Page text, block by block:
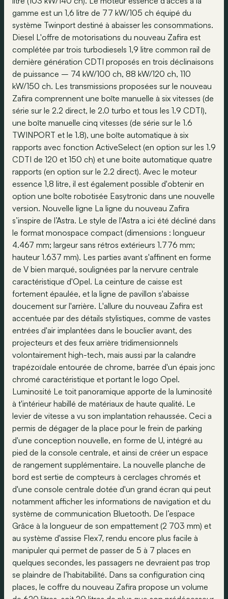
gamme est un 1,6 litre de 77 kW/105 ch équipé du
système Twinport destiné à abaisser les consommations.
Diesel L'offre de motorisations du nouveau Zafira est
complétée par trois turbodiesels 1,9 litre common rail de
dernière génération CDTI proposés en trois déclinaisons
de puissance – 74 kW/100 ch, 88 kW/120 ch, 110
kW/150 ch. Les transmissions proposées sur le nouveau
Zafira comprennent une boîte manuelle à six vitesses (de
série sur le 2.2 direct, le 2.0 turbo et tous les 1.9 CDTI),
une boîte manuelle cinq vitesses (de série sur le 1.6
TWINPORT et le 1.8), une boîte automatique à six
rapports avec fonction ActiveSelect (en option sur les 1.9
CDTI de 120 et 150 ch) et une boite automatique quatre
rapports (en option sur le 2.2 direct). Avec le moteur
essence 1,8 litre, il est également possible d'obtenir en
option une boîte robotisée Easytronic dans une nouvelle
version. Nouvelle ligne La ligne du nouveau Zafira
s’inspire de l’Astra. Le style de l'Astra a ici été décliné dans
le format monospace compact (dimensions : longueur
4.467 mm; largeur sans rétros extérieurs 1.776 mm;
hauteur 1.637 mm). Les parties avant s'affinent en forme
de V bien marqué, soulignées par la nervure centrale
caractéristique d'Opel. La ceinture de caisse est
fortement épaulée, et la ligne de pavillon s'abaisse
doucement sur l'arrière. L'allure du nouveau Zafira est
accentuée par des détails stylistiques, comme de vastes
entrées d'air implantées dans le bouclier avant, des
projecteurs et des feux arrière tridimensionnels
volontairement high-tech, mais aussi par la calandre
trapézoïdale entourée de chrome, barrée d'un épais jonc
chromé caractéristique et portant le logo Opel.
Luminosité Le toit panoramique apporte de la luminosité
à t'intérieur habillé de matériaux de haute qualité. Le
levier de vitesse a vu son implantation rehaussée. Ceci a
permis de dégager de la place pour le frein de parking
d'une conception nouvelle, en forme de U, intégré au
pied de la console centrale, et ainsi de créer un espace
de rangement supplémentaire. La nouvelle planche de
bord est sertie de compteurs à cerclages chromés et
d'une console centrale dotée d'un grand écran qui peut
notamment afficher les informations de navigation et du
système de communication Bluetooth. De l’espace
Grâce à la longueur de son empattement (2 703 mm) et
au système d'assise Flex7, rendu encore plus facile à
manipuler qui permet de passer de 5 à 7 places en
quelques secondes, les passagers ne devraient pas trop
se plaindre de l’habitabilité. Dans sa configuration cinq
places, le coffre du nouveau Zafira propose un volume